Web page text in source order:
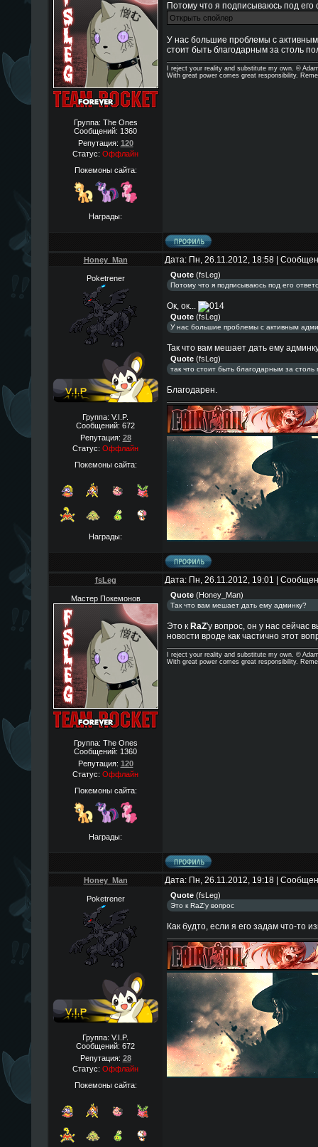
Группа: The Ones
Сообщений: 1360
Репутация: 120
Статус: Оффлайн
Покемоны сайта:
Награды:
Потому что я подписываюсь под его
У нас большие проблемы с
стоит быть благодарным за столь
I reject your reality and substitute my own. ©
With great power comes great responsibility.
Honey_Man Дата: Пн, 26.11.2012, 18:58 |
Poketrener
Группа: V.I.P.
Сообщений: 672
Репутация: 28
Статус: Оффлайн
Покемоны сайта:
Награды:
Quote(fsLeg)
Потому что я подписываюсь под его
Ок, ок...
Quote(fsLeg)
У нас большие проблемы с активным
Так что вам мешает дать ему
Quote(fsLeg)
так что стоит быть благодарным за столь
Благодарен.
fsLeg Дата: Пн, 26.11.2012, 19:01 |
Мастер Покемонов
Группа: The Ones
Сообщений: 1360
Репутация: 120
Статус: Оффлайн
Покемоны сайта:
Награды:
Quote(Honey_Man)
Так что вам мешает дать ему админку?
Это к RaZ'у вопрос, он у нас сейчас
новости вроде как частично этот
I reject your reality and substitute my own. ©
With great power comes great responsibility.
Honey_Man Дата: Пн, 26.11.2012, 19:18 |
Poketrener
Группа: V.I.P.
Сообщений: 672
Репутация: 28
Статус: Оффлайн
Покемоны сайта:
Quote(fsLeg)
Это к RaZ'у вопрос
Как будто, если я его задам что-то